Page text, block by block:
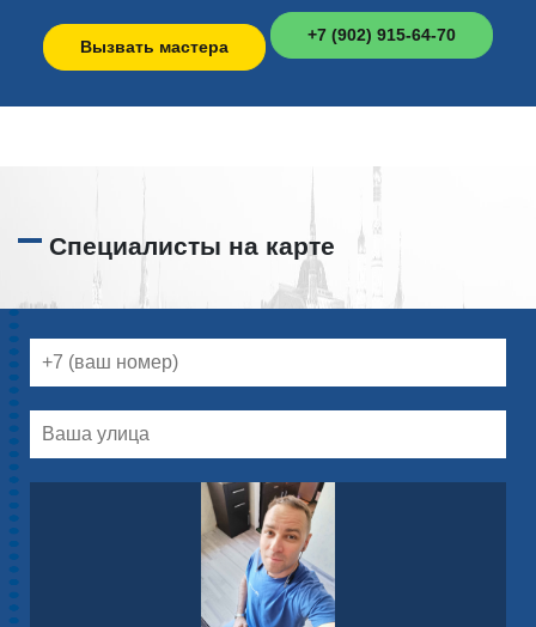
Вызвать мастера
+7 (902) 915-64-70
Специалисты на карте